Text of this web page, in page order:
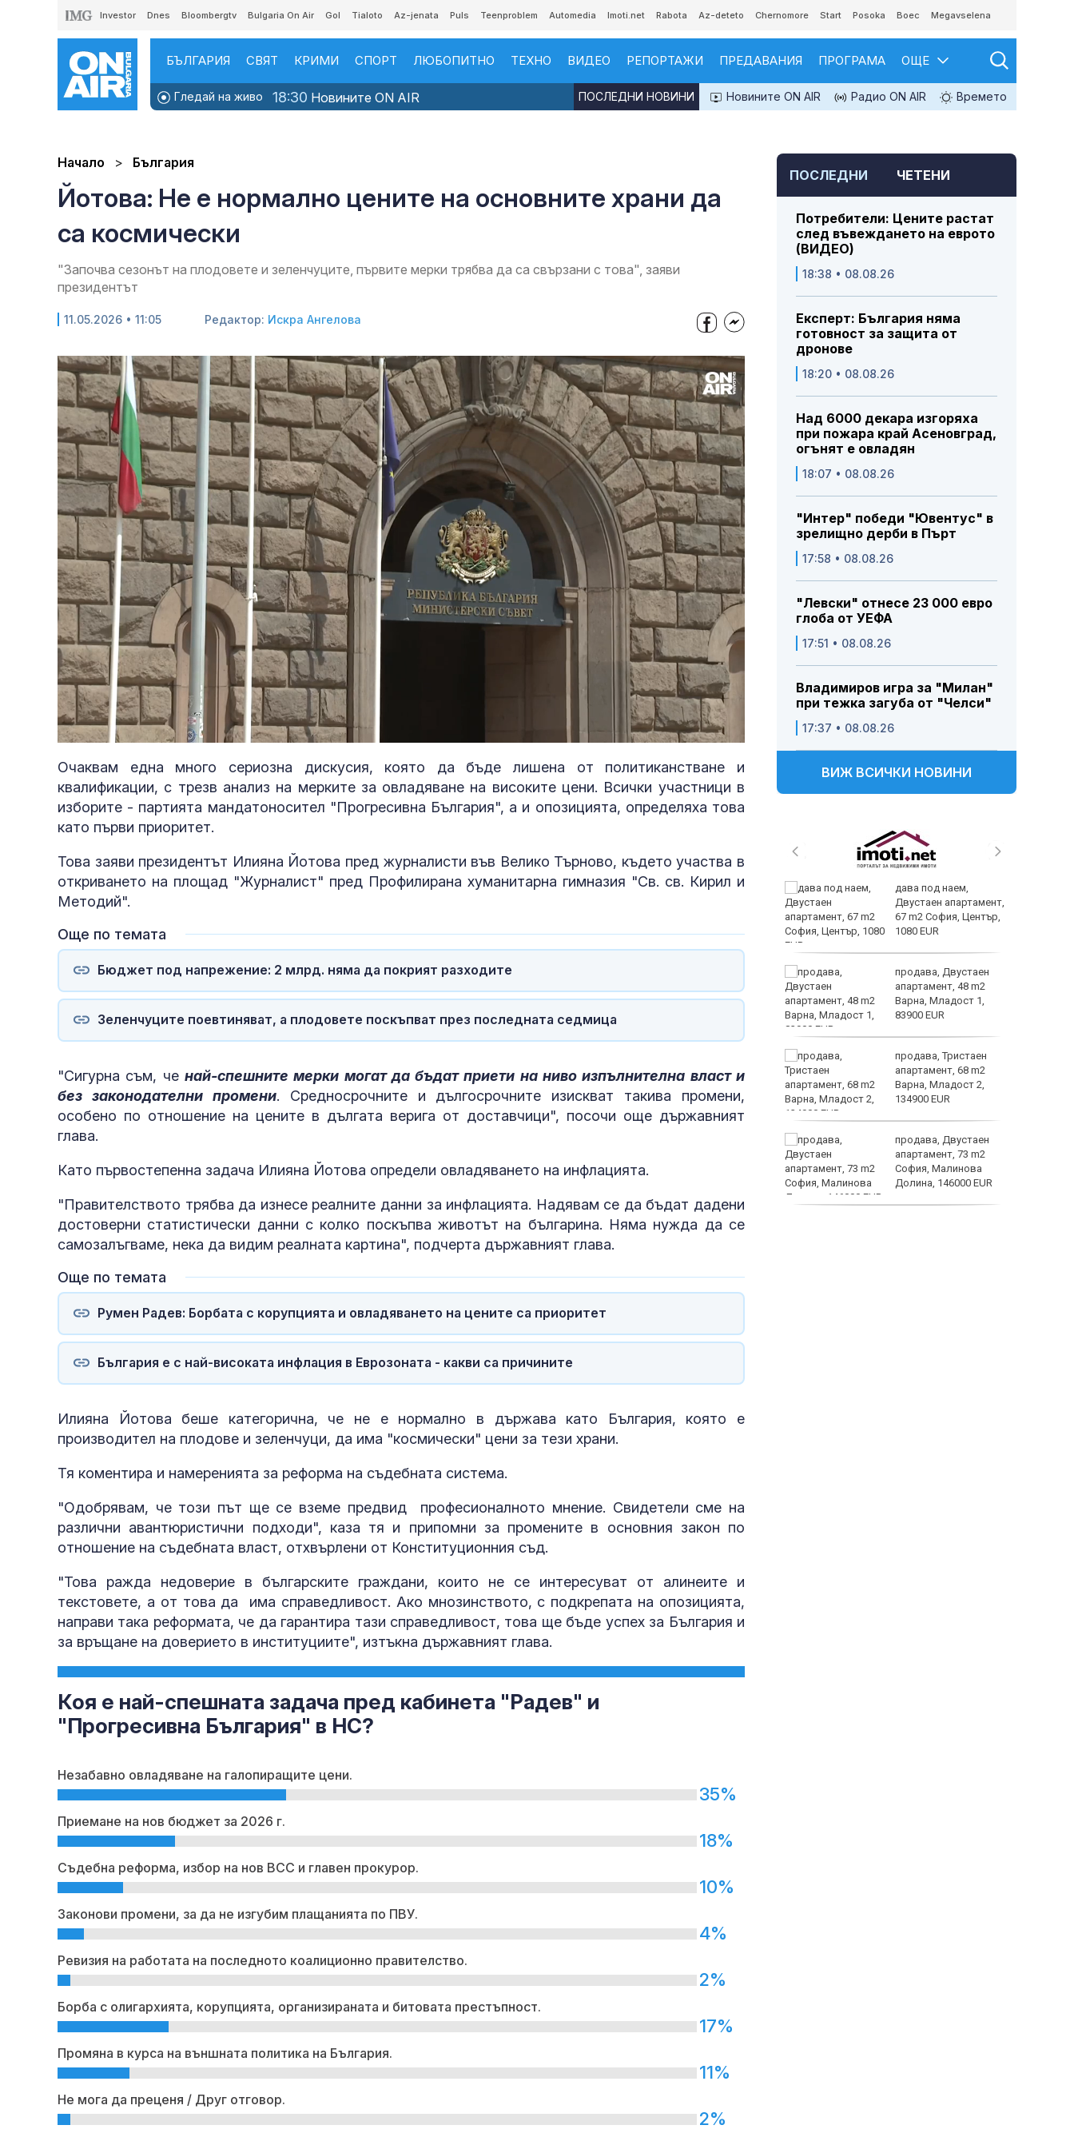
Investor Dnes Bloombergtv Bulgaria On Air Gol Tialoto Az-jenata Puls Teenproblem Automedia Imoti.net Rabota Az-deteto Chernomore Start Posoka Boec Megavselena
БЪЛГАРИЯ СВЯТ КРИМИ СПОРТ ЛЮБОПИТНО ТЕХНО ВИДЕО РЕПОРТАЖИ ПРЕДАВАНИЯ ПРОГРАМА ОЩЕ
Гледай на живо 18:30 Новините ON AIR Новините ON AIR Радио ON AIR Времето
ПОСЛЕДНИ НОВИНИ
Начало България
Йотова: Не е нормално цените на основните храни да
са космически
"Започва сезонът на плодовете и зеленчуците, първите мерки трябва да са свързани с това", заяви
президентът
11.05.2026 • 11:05 Редактор: Искра Ангелова
Unmute Loaded
84.71%
Очаквам една много сериозна дискусия, която да бъде лишена от политиканстване и
квалификации, с трезв анализ на мерките за овладяване на високите цени. Всички участници в
изборите - партията мандатоносител "Прогресивна България", а и опозицията, определяха това
като първи приоритет.
Това заяви президентът Илияна Йотова пред журналисти във Велико Търново, където участва в
откриването на площад "Журналист" пред Профилирана хуманитарна гимназия "Св. св. Кирил и
Методий".
Още по темата
Бюджет под напрежение: 2 млрд. няма да покрият разходите
Зеленчуците поевтиняват, а плодовете поскъпват през последната седмица
"Сигурна съм, че най-спешните мерки могат да бъдат приети на ниво изпълнителна власт и
без законодателни промени. Средносрочните и дългосрочните изискват такива промени,
особено по отношение на цените в дългата верига от доставчици", посочи още държавният
глава.
Като първостепенна задача Илияна Йотова определи овладяването на инфлацията.
"Правителството трябва да изнесе реалните данни за инфлацията. Надявам се да бъдат дадени
достоверни статистически данни с колко поскъпва животът на българина. Няма нужда да се
самозалъгваме, нека да видим реалната картина", подчерта държавният глава.
Още по темата
Румен Радев: Борбата с корупцията и овладяването на цените са приоритет
България е с най-високата инфлация в Еврозоната - какви са причините
Илияна Йотова беше категорична, че не е нормално в държава като България, която е
производител на плодове и зеленчуци, да има "космически" цени за тези храни.
Тя коментира и намеренията за реформа на съдебната система.
"Одобрявам, че този път ще се вземе предвид професионалното мнение. Свидетели сме на
различни авантюристични подходи", каза тя и припомни за промените в основния закон по
отношение на съдебната власт, отхвърлени от Конституционния съд.
"Това ражда недоверие в българските граждани, които не се интересуват от алинеите и
текстовете, а от това да има справедливост. Ако мнозинството, с подкрепата на опозицията,
направи така реформата, че да гарантира тази справедливост, това ще бъде успех за България и
за връщане на доверието в институциите", изтъкна държавният глава.
Коя е най-спешната задача пред кабинета "Радев" и
"Прогресивна България" в НС?
Незабавно овладяване на галопиращите цени.
35%
Приемане на нов бюджет за 2026 г.
18%
Съдебна реформа, избор на нов ВСС и главен прокурор.
10%
Законови промени, за да не изгубим плащанията по ПВУ.
4%
Ревизия на работата на последното коалиционно правителство.
2%
Борба с олигархията, корупцията, организираната и битовата престъпност.
17%
Промяна в курса на външната политика на България.
11%
Не мога да преценя / Друг отговор.
2%
ПОСЛЕДНИ ЧЕТЕНИ
Потребители: Цените растат
след въвеждането на еврото
(ВИДЕО)
18:38 • 08.08.26
Експерт: България няма
готовност за защита от
дронове
18:20 • 08.08.26
Над 6000 декара изгоряха
при пожара край Асеновград,
огънят е овладян
18:07 • 08.08.26
"Интер" победи "Ювентус" в
зрелищно дерби в Пърт
17:58 • 08.08.26
"Левски" отнесе 23 000 евро
глоба от УЕФА
17:51 • 08.08.26
Владимиров игра за "Милан"
при тежка загуба от "Челси"
17:37 • 08.08.26
ВИЖ ВСИЧКИ НОВИНИ
Интер надви Ювентус
Шофьор на автобус с
волана: Гледа TikTok и
кара с лакти (ВИДЕО)
използва Грузия като
инструмент срещу
Русия
правителството на
Топлинен удар и
трябва да знаят
притесняваме?
бебета по света са
изключително
кърмени през първите
шест месеца
дава под наем,
Двустаен апартамент,
67 m2 София, Център,
1080 EUR
продава, Двустаен
апартамент, 48 m2
Варна, Младост 1,
83900 EUR
продава, Тристаен
апартамент, 68 m2
Варна, Младост 2,
134900 EUR
продава, Двустаен
апартамент, 73 m2
София, Малинова
Долина, 146000 EUR